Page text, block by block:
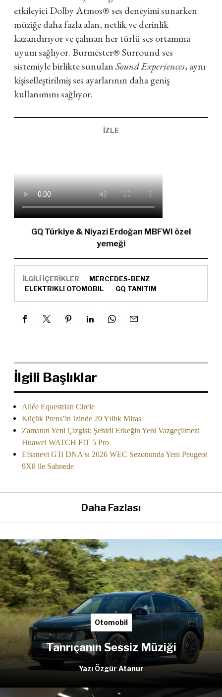
etkileyici Dolby Atmos® ses deneyimi sunarken
müziğe daha fazla alan, netlik ve derinlik
kazandırıyor ve çalınan her türlü ses ortamına
uyum sağlıyor. Burmester® Surround ses
sistemiyle birlikte sunulanSound Experiences, aynı
kişiselleştirilmiş ses ayarlarının daha geniş
kullanımını sağlıyor.
İZLE
GQ Türkiye & Niyazi Erdoğan MBFWI özel
yemeği
İLGİLİ İÇERİKLER
MERCEDES-BENZ
ELEKTRIKLI OTOMOBIL
GQ TANITIM
İlgili Başlıklar
Aliée Equestrian Circle
Küçük Prens’in İzinde 20 Yıllık Miras
Zamanın Yeni Çizgisi: Şehirli Erkeğin Yeni Vazgeçilmezi
Huawei WATCH FIT 5 Pro
Efsanevi GTi DNA'sı 2026 WEC Sezonunda Yeni Peugeot
9X8 ile Sahnede
Daha Fazlası
Otomobil
Tanrıçanın Sessiz Müziği
Yazı Özgür Atanur